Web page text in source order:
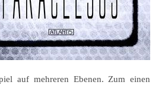
auf mehreren Ebenen. Zum einen